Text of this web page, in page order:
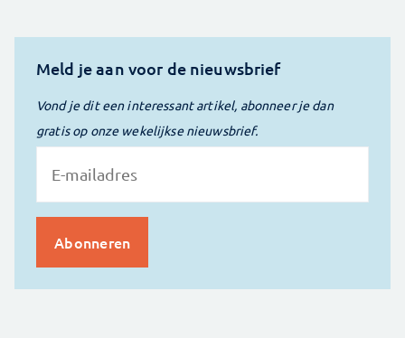
Meld je aan voor de nieuwsbrief
Vond je dit een interessant artikel, abonneer je dan
gratis op onze wekelijkse nieuwsbrief.